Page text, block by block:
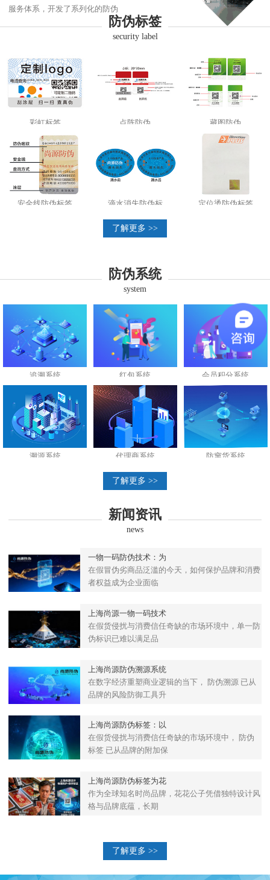
服务体系，开发了系列化的防伪
产品，以难仿制、易识别、优成
本的技术，经受住了市场的严酷
防伪标签
security label
彩虹标签 点阵防伪 藏图防伪
安全线防伪标签 滴水消失防伪标 定位烫防伪标签
了解更多 >>
防伪系统
system
追溯系统 红包系统 会员积分系统
溯源系统 代理商系统 防窜货系统
了解更多 >>
新闻资讯
news
一物一码防伪技术：为
在假冒伪劣商品泛滥的今天，如何保护品牌和消费
者权益成为企业面临
上海尚源一物一码技术
在假货侵扰与消费信任奇缺的市场环境中，单一防
伪标识已难以满足品
上海尚源防伪溯源系统
在数字经济重塑商业逻辑的当下， 防伪溯源 已从
品牌的风险防御工具升
上海尚源防伪标签：以
在假货侵扰与消费信任奇缺的市场环境中， 防伪
标签 已从品牌的附加保
上海尚源防伪标签为花
作为全球知名时尚品牌，花花公子凭借独特设计风
格与品牌底蕴，长期
了解更多 >>